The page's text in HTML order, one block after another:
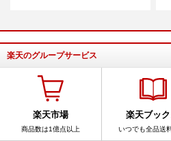
楽天のグループサービス
楽天市場
商品数は1億点以上
楽天ブッ
いつでも全品送